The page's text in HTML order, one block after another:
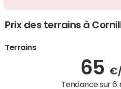
Prix des terrains à
Terrains
65
Tendance sur 6